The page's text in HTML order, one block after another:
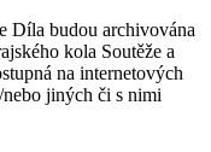
Díla budou archivována
kola Soutěže a
na internetových
nebo jiných či s nimi